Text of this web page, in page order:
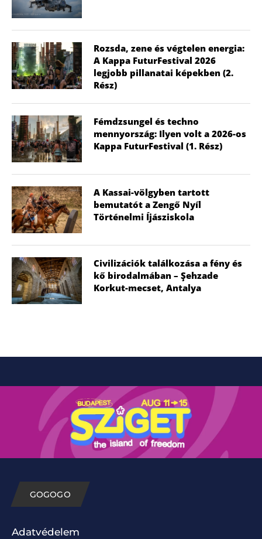
Rozsda, zene és végtelen energia:
A Kappa FuturFestival 2026
legjobb pillanatai képekben (2.
Rész)
Fémdzsungel és techno
mennyország: Ilyen volt a 2026-os
Kappa FuturFestival (1. Rész)
A Kassai-völgyben tartott
bemutatót a Zengő Nyíl
Történelmi Íjásziskola
Civilizációk találkozása a fény és
kő birodalmában – Şehzade
Korkut-mecset, Antalya
GOGOGO
Adatvédelem